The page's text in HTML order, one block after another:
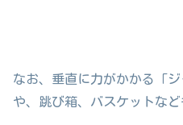
なお、垂直に力がかかる「
や、跳び箱、バスケットなど